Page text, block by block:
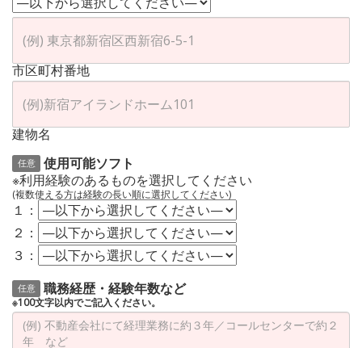
市区町村番地
建物名
任意
使用可能ソフト
※利用経験のあるものを選択してください
(複数使える方は経験の長い順に選択してください)
１：
２：
３：
任意 職務経歴・経験年数など
※100文字以内でご記入ください。